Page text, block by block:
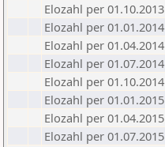
Elozahl per 01.10.2013
Elozahl per 01.01.2014
Elozahl per 01.04.2014
Elozahl per 01.07.2014
Elozahl per 01.10.2014
Elozahl per 01.01.2015
Elozahl per 01.04.2015
Elozahl per 01.07.2015